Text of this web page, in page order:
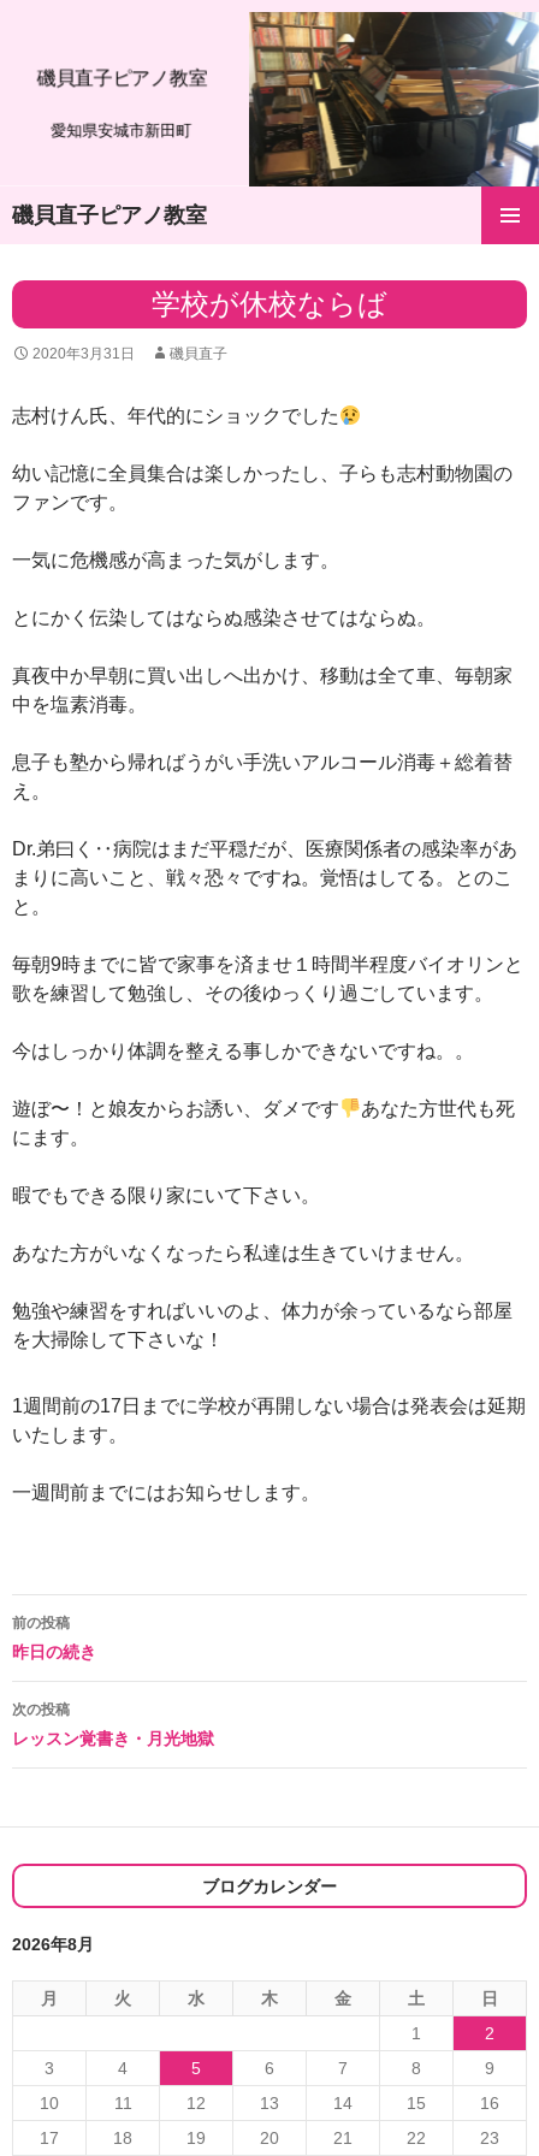
愛知県安城市新田町
磯貝直子ピアノ教室
磯貝直子ピアノ教室
テ
へ
キ
プ
学校が休校ならば
2020年3月31日 磯貝直子
志村けん氏、年代的にショックでした
幼い記憶に全員集合は楽しかったし、子らも志村動物園の
ファンです。
一気に危機感が高まった気がします。
とにかく伝染してはならぬ感染させてはならぬ。
真夜中か早朝に買い出しへ出かけ、移動は全て車、毎朝家
中を塩素消毒。
息子も塾から帰ればうがい手洗いアルコール消毒＋総着替
え。
Dr.弟曰く‥病院はまだ平穏だが、医療関係者の感染率があ
まりに高いこと、戦々恐々ですね。覚悟はしてる。とのこ
と。
毎朝9時までに皆で家事を済ませ１時間半程度バイオリンと
歌を練習して勉強し、その後ゆっくり過ごしています。
今はしっかり体調を整える事しかできないですね。。
遊ぼ〜！と娘友からお誘い、ダメです
あなた方世代も死
にます。
暇でもできる限り家にいて下さい。
あなた方がいなくなったら私達は生きていけません。
勉強や練習をすればいいのよ、体力が余っているなら部屋
を大掃除して下さいな！
1週間前の17日までに学校が再開しない場合は発表会は延期
いたします。
一週間前までにはお知らせします。
投
稿
ナ
ビ
ー
シ
ョ
ン
前の投稿
昨日の続き
次の投稿
レッスン覚書き・月光地獄
ブログカレンダー
2026年8月
月 火 水 木 金 土
日
1
2
3
4 5 6 7 8
9
10
11 12 13 14 15
16
17
18 19 20 21 22 23